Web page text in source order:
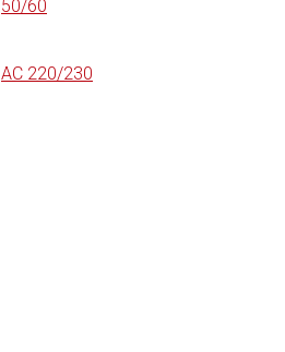
50/60
AC 220/230